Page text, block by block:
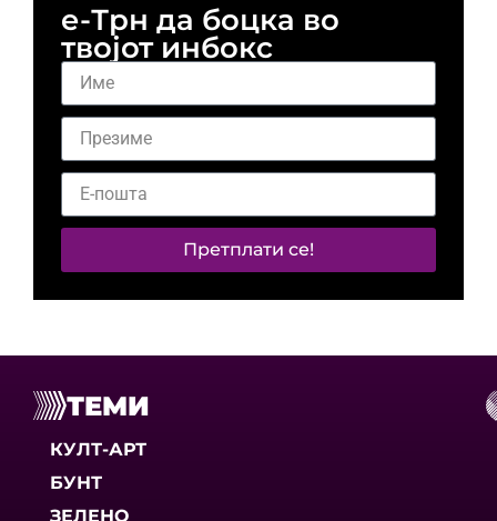
е-Трн да боцка во
твојот инбокс
Претплати се!
ТЕМИ
КУЛТ-АРТ
БУНТ
ЗЕЛЕНО